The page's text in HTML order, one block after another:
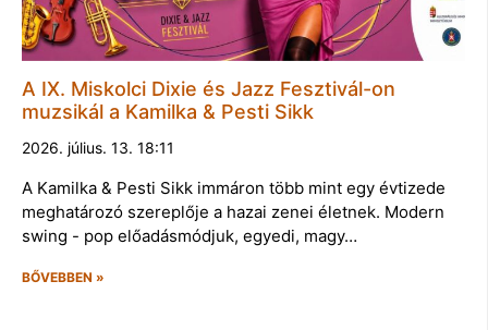
A IX. Miskolci Dixie és Jazz Fesztivál-on
muzsikál a Kamilka & Pesti Sikk
2026. július. 13. 18:11
A Kamilka & Pesti Sikk immáron több mint egy évtizede
meghatározó szereplője a hazai zenei életnek. Modern
swing - pop előadásmódjuk, egyedi, magy…
BŐVEBBEN »